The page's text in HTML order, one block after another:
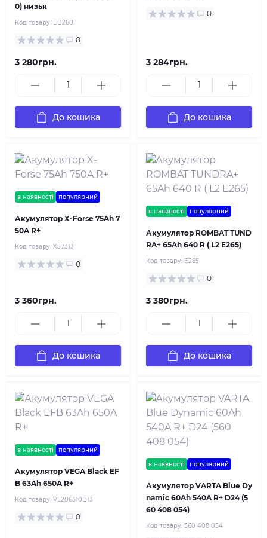
0) низьк
Код товару: EB260
0
3 280грн.
До кошика
0
3 284грн.
До кошика
в наявності популярний
Акумулятор X-Forse 75Ah 7
50A R+
Код товару: X57313
0
3 360грн.
До кошика
в наявності популярний
Акумулятор ROMBAT TUND
RA+ 65Ah 640 R ( L2 E265)
Код товару: E265
0
3 380грн.
До кошика
в наявності популярний
Акумулятор VEGA Black EF
B 63Ah 650A R+
Код товару: VL206310B13
0
в наявності популярний
Акумулятор VARTA Blue Dy
namic 60Ah 540A R+ D24 (5
60 408 054)
Код товару: 560 408 054